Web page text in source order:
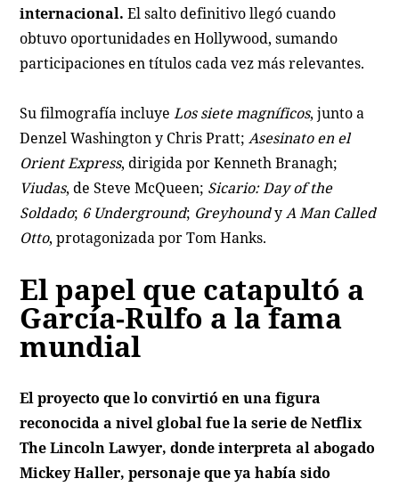
internacional.El salto definitivo llegó cuando
obtuvo oportunidades en Hollywood, sumando
participaciones en títulos cada vez más relevantes.
Su filmografía incluyeLos siete magníficos, junto a
Denzel Washington y Chris Pratt;Asesinato en el
Orient Express, dirigida por Kenneth Branagh;
Viudas, de Steve McQueen; Sicario: Day of the
Soldado; 6 Underground; GreyhoundyA Man Called
Otto, protagonizada por Tom Hanks.
El papel que catapultó a
García-Rulfo a la fama
mundial
El proyecto que lo convirtió en una figura
reconocida a nivel global fue la serie de Netflix
The Lincoln Lawyer, donde interpreta al abogado
Mickey Haller, personaje que ya había sido